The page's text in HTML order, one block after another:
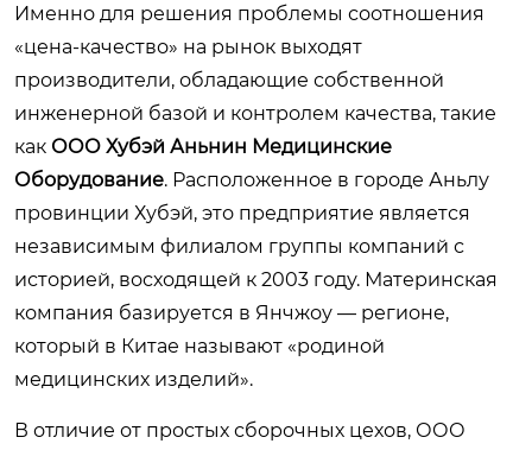
Именно для решения проблемы соотношения
«цена-качество» на рынок выходят
производители, обладающие собственной
инженерной базой и контролем качества, такие
как ООО Хубэй Аньнин Медицинские
Оборудование. Расположенное в городе Аньлу
провинции Хубэй, это предприятие является
независимым филиалом группы компаний с
историей, восходящей к 2003 году. Материнская
компания базируется в Янчжоу — регионе,
который в Китае называют «родиной
медицинских изделий».
В отличие от простых сборочных цехов, ООО